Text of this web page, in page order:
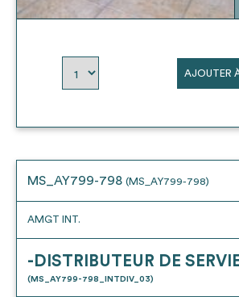
AJOUTER
MS_AY799-798 (MS_AY799-798)
AMGT INT.
-DISTRIBUTEUR DE
(MS_AY799-798_INTDIV_03)